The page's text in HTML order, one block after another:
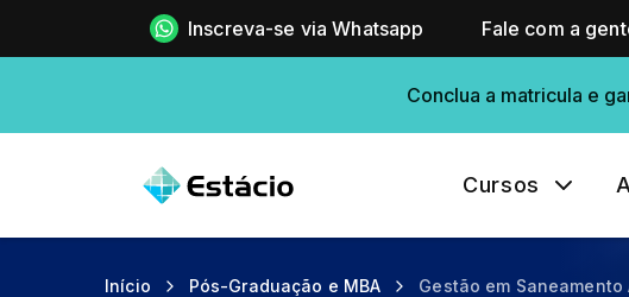
Inscreva-se via Whatsapp Fale com a
Conclua a matricula e
Cursos
Início Pós-Graduação e MBA Gestão em Saneamento